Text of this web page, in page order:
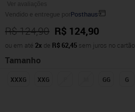
Ver avaliações
Vendido e entregue porPosthaus
R$ 124,90 R$ 124,90
ou em até 2x de R$ 62,45 sem juros no cartão
Tamanho
XXXG XXG GG G